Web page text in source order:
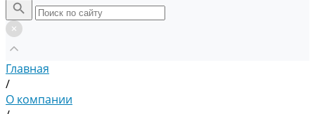
Главная
/
О компании